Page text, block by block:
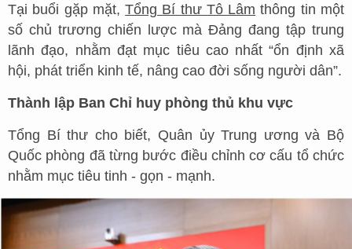
Tại buổi gặp mặt,Tổng Bí thư Tô Lâm thông tin một
số chủ trương chiến lược mà Đảng đang tập trung
lãnh đạo, nhằm đạt mục tiêu cao nhất “ổn định xã
hội, phát triển kinh tế, nâng cao đời sống người dân”.
Thành lập Ban Chỉ huy phòng thủ khu vực
Tổng Bí thư cho biết, Quân ủy Trung ương và Bộ
Quốc phòng đã từng bước điều chỉnh cơ cấu tổ chức
nhằm mục tiêu tinh - gọn - mạnh.